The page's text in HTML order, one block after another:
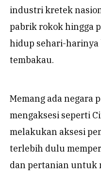
industri kretek
pabrik rokok hingga
hidup sehari-harinya
tembakau.
Memang ada negara
mengaksesi seperti
melakukan aksesi
terlebih dulu
dan pertanian untuk